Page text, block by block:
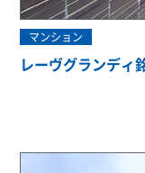
マンション
レーヴグランディ